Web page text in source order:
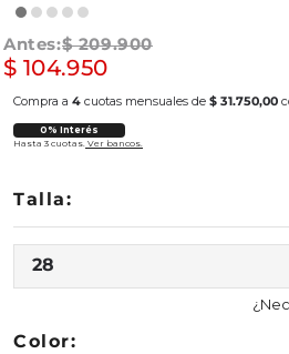
$ 209.900
$ 104.950
Compra a 4 cuotas mensuales de $ 31.750,00
0% Interés
Hasta 3 cuotas. Ver bancos.
28
Color: